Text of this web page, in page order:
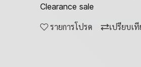
Clearance sale
รายการโปรด เปรียบเ